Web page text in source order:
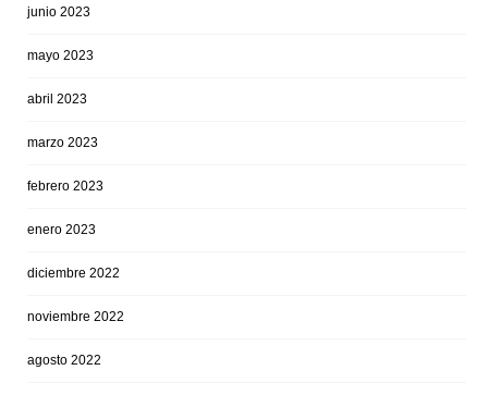
junio 2023
mayo 2023
abril 2023
marzo 2023
febrero 2023
enero 2023
diciembre 2022
noviembre 2022
agosto 2022